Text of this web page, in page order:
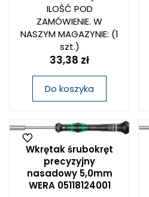
ILOŚĆ POD
ZAMÓWIENIE. W
NASZYM MAGAZYNIE: (1
szt.)
33,38 zł
Do koszyka
Wkrętak śrubokręt
precyzyjny
nasadowy 5,0mm
WERA 05118124001